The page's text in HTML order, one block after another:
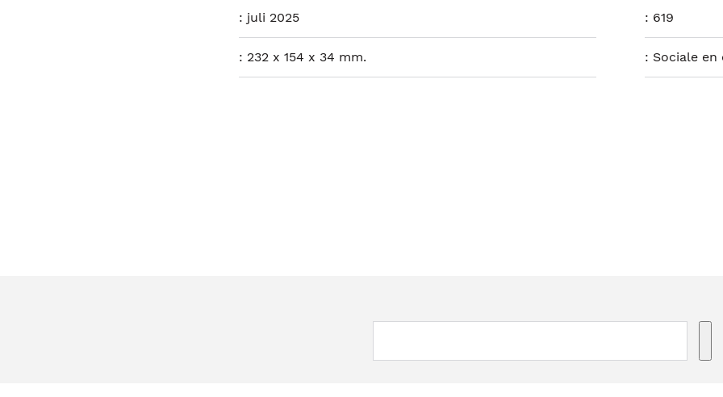
: juli 2025 : 619
: 232 x 154 x 34 mm. : Sociale